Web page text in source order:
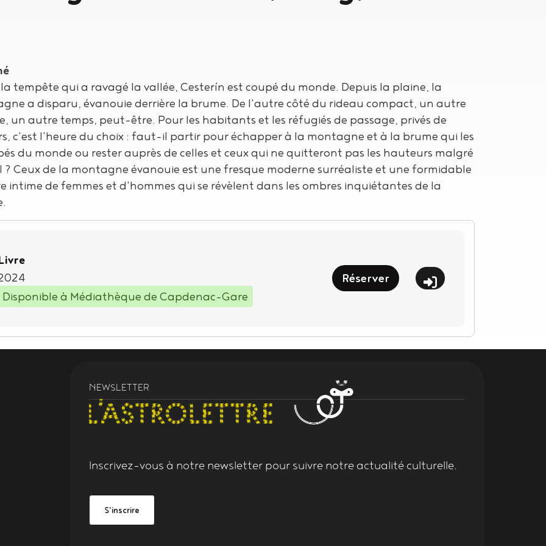
tempête qui a ravagé la vallée, Cesterín est coupé du monde. Depuis la plaine, la
a disparu, évanouie derrière la brume. De l'autre côté du rideau compact, un autre
un autre temps, peut-être. Pour les habitants et les réfugiés de passage, privés de
c'est l'heure du choix : faut-il partir pour échapper à la montagne et à la brume qui les
du monde ou rester auprès de celles et ceux qui ne quitteront pas les hauteurs malgré
? Ceux de la montagne évanouie est une fresque moderne surréaliste et une formidable
intime de femmes et d'hommes qui se révèlent dans les ombres inquiétantes de la
de support matériel
Disponible à Médiathèque de Capdenac-Gare
Réserver
Figeac
Grand Figeac
NEWSLETTER
Inscrivez-vous à notre newsletter pour suivre notre actualité culturelle.
S'inscrire